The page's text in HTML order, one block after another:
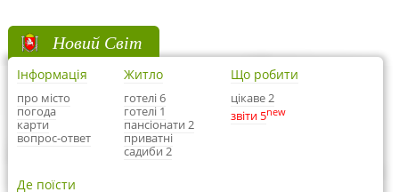
Новий Світ
Інформація
про місто
погода
карти
вопрос-ответ
Житло
готелі 6
готелі 1
пансіонати 2
приватні
садиби 2
Що робити
цікаве 2
звіти 5new
Де поїсти